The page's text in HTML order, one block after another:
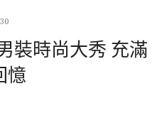
裝時尚大秀 充滿
憶